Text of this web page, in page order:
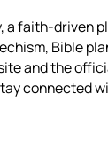
a faith-driven
Bible
and the
connected